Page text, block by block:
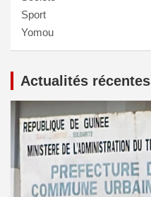
Sport
Yomou
Actualités récentes